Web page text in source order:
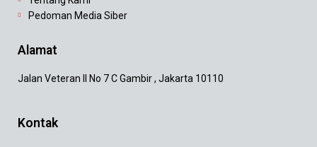
Pedoman Media Siber
Alamat
Jalan Veteran II No 7 C Gambir , Jakarta 10110
Kontak